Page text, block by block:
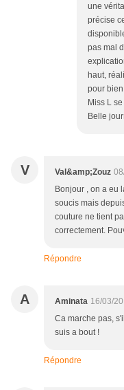
une
précise
pas mal
haut,
pour
Miss L
Belle
V Val&amp;Zouz
Bonjour , on a eu
soucis mais
couture ne tient
correctement.
Répondre
A Aminata 16/03/
Ca marche pas,
suis a bout !
Répondre